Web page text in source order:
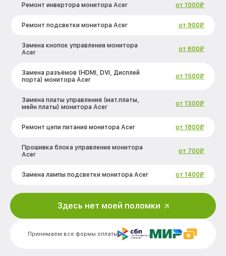
Ремонт инвертора монитора Acer от 1000₽
Ремонт подсветки монитора Acer от 900₽
Замена кнопок управления монитора
Acer
от 600₽
Замена разъёмов (HDMI, DVI, Дисплей
порта) монитора Acer
от 1500₽
Замена платы управления (мат.платы,
мейн платы) монитора Acer
от 1300₽
Ремонт цепи питания монитора Acer от 1800₽
Прошивка блока управления монитора
Acer
от 700₽
Замена лампы подсветки монитора Acer от 1400₽
Ремонт блока управления монитора
Замена электронных компонентов
Принимаем все формы оплаты
Здесь нет моей поломки